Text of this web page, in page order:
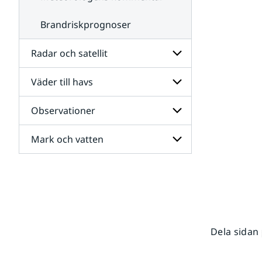
Brandriskprognoser
Radar och satellit
Undersidor
för
Radar
och
satellit
Väder till havs
Undersidor
för
Väder
till
havs
Observationer
Undersidor
för
Mark och vatten
Dela sidan